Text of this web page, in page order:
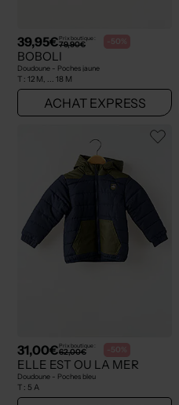
39,95€Prix boutique :
79,90€ -50%
BOBOLI
Doudoune - Poches jaune
T : 12 M, ... 18 M
ACHAT EXPRESS
31,00€Prix boutique :
62,00€ -50%
ELLE EST OU LA MER
Doudoune - Poches bleu
T : 5 A